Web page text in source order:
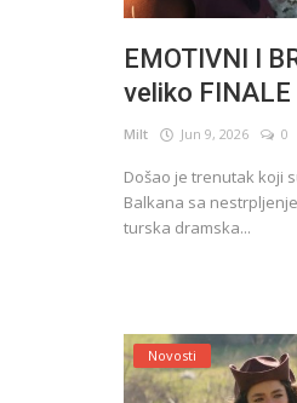
EMOTIVNI I
veliko FINALE
Milt Jun 9, 2026 0
Došao je trenutak koji
Balkana sa
turska dramska...
Novosti